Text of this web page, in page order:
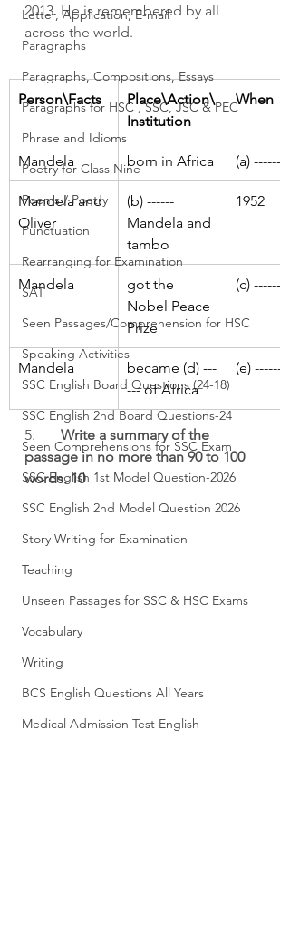
Letter, Application, E-mail
Paragraphs
Paragraphs, Compositions, Essays
Paragraphs for HSC , SSC, JSC & PEC
Phrase and Idioms
Poetry for Class Nine
Poems / Poetry
Punctuation
Rearranging for Examination
SAT
Seen Passages/Comprehension for HSC
Speaking Activities
SSC English Board Questions (24-18)
SSC English 2nd Board Questions-24
Seen Comprehensions for SSC Exam
SSC English 1st Model Question-2026
SSC English 2nd Model Question 2026
Story Writing for Examination
Teaching
Unseen Passages for SSC & HSC Exams
Vocabulary
Writing
BCS English Questions All Years
Medical Admission Test English
2013. He is remembered by all
across the world.
Person\Facts
Place\Action\
Institution
When
Mandela born in Africa (a) ------
Mandela and
Oliver
(b) ------
Mandela and
tambo
1952
Mandela
got the
Nobel Peace
Prize
(c) ------
Mandela
became (d) ---
--- of Africa
(e) ------
5. Write a summary of the
passage in no more than 90 to 100
words. 10